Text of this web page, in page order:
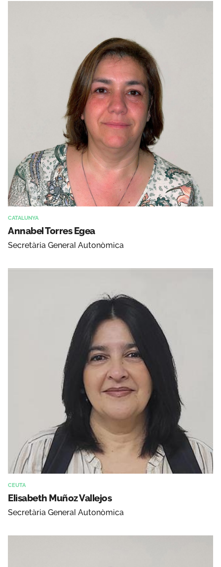
CATALUNYA
Annabel Torres Egea
Secretària General Autonòmica
CEUTA
Elisabeth Muñoz Vallejos
Secretària General Autonòmica